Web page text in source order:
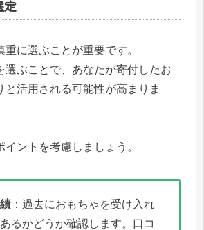
定
に選ぶことが重要です。
選ぶことで、あなたが寄付したお
と活用される可能性が高まりま
ントを考慮しましょう。
：過去におもちゃを受け入れ
るかどうか確認します。口コ